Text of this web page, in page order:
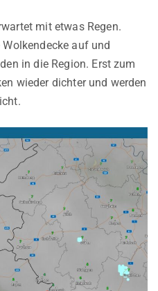
mit etwas Regen.
auf und
in die Region. Erst zum
wieder dichter und werden